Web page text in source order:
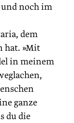
und noch im
dem
hat. »Mit
in meinem
ganze
du die